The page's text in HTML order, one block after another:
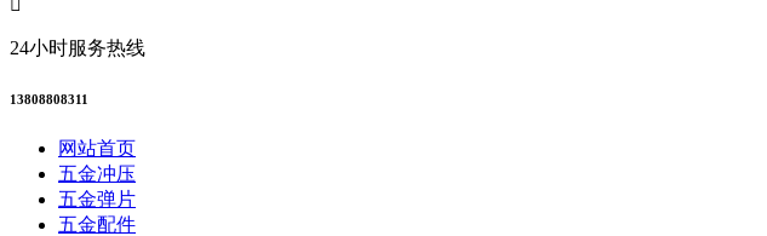
24小时服务热线
13808808311
网站首页
五金冲压
五金弹片
五金配件